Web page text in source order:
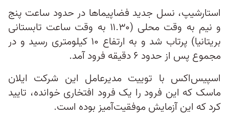
استارشیپ، نسل جدید فضاپیماها در حدود ساعت پنج
و نیم به وقت محلی (۱۱.۳۰ به وقت ساعت تابستانی
بریتانیا) پرتاب شد و به ارتفاع ۱۰ کیلومتری رسید و در
مجموع پس از حدود ۶ دقیقه فرود آمد.
اسپیس‌اکس با توییت مدیرعامل این شرکت ایلان
ماسک که این فرود را یک فرود افتخاری خوانده، تایید
کرد که این آزمایش موفقیت‌آمیز بوده است.